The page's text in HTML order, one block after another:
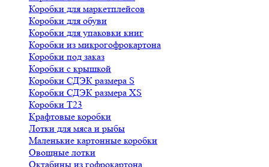
Коробки для маркетплейсов
Коробки для обуви
Коробки для упаковки книг
Коробки из микрогофрокартона
Коробки под заказ
Коробки с крышкой
Коробки СДЭК размера S
Коробки СДЭК размера XS
Коробки Т23
Крафтовые коробки
Лотки для мяса и рыбы
Маленькие картонные коробки
Овощные лотки
Октабины из гофрокартона